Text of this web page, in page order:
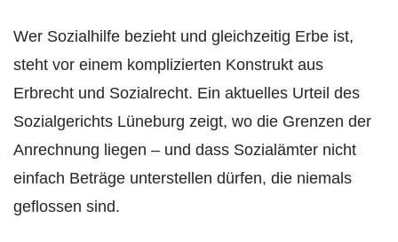
Wer Sozialhilfe bezieht und gleichzeitig Erbe ist,
steht vor einem komplizierten Konstrukt aus
Erbrecht und Sozialrecht. Ein aktuelles Urteil des
Sozialgerichts Lüneburg zeigt, wo die Grenzen der
Anrechnung liegen – und dass Sozialämter nicht
einfach Beträge unterstellen dürfen, die niemals
geflossen sind.